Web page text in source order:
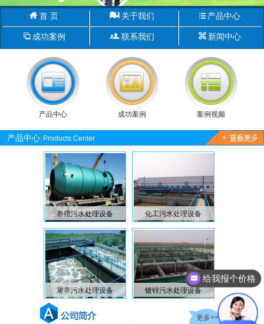
首 页 关于我们 产品中心
成功案例 联系我们 新闻中心
产品中心 成功案例 案例视频
产品中心 Products Center
化工污水处理设备
镀锌污水处理设备
臭氧发生器
二氧化氯发生器
更多>>
给我报个价格